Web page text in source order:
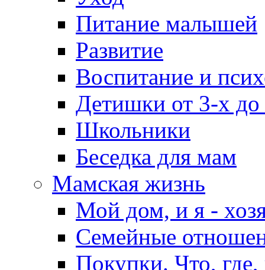
Питание малышей
Развитие
Воспитание и
Детишки от 3-х
Школьники
Беседка для мам
Мамская жизнь
Мой дом, и я -
Семейные
Покупки. Что, где,